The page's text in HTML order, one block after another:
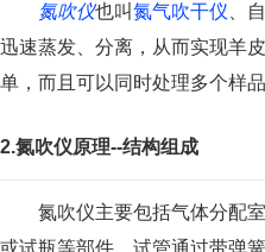
氮吹仪也叫氮气吹干仪 、
迅速蒸发、分离，从而实现羊
单，而且可以同时处理多个样
2.氮吹仪原理--结构组成
氮吹仪主要包括气体分配室
或试瓶等部件。试管通过带弹